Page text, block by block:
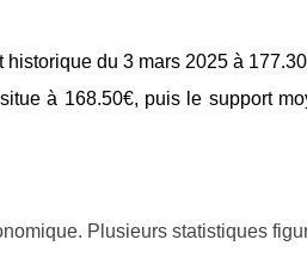
du 3 mars 2025 à
à 168.50€, puis le support
Plusieurs statistiques